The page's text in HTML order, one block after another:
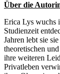
Über die
Erica Lys wuchs
Studienzeit
Jahren lebt sie
theoretischen
ihre weiteren
Privatleben